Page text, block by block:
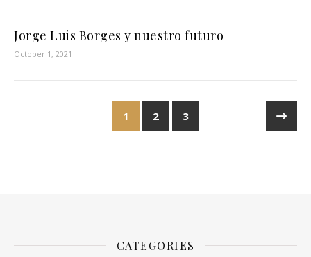
Jorge Luis Borges y nuestro futuro
October 1, 2021
1 2 3
CATEGORIES